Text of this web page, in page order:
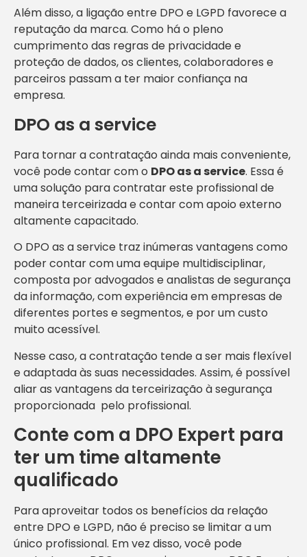
Além disso, a ligação entre DPO e LGPD favorece a
reputação da marca. Como há o pleno
cumprimento das regras de privacidade e
proteção de dados, os clientes, colaboradores e
parceiros passam a ter maior confiança na
empresa.
DPO as a service
Para tornar a contratação ainda mais conveniente,
você pode contar com o DPO as a service. Essa é
uma solução para contratar este profissional de
maneira terceirizada e contar com apoio externo
altamente capacitado.
O DPO as a service traz inúmeras vantagens como
poder contar com uma equipe multidisciplinar,
composta por advogados e analistas de segurança
da informação, com experiência em empresas de
diferentes portes e segmentos, e por um custo
muito acessível.
Nesse caso, a contratação tende a ser mais flexível
e adaptada às suas necessidades. Assim, é possível
aliar as vantagens da terceirização à segurança
proporcionada pelo profissional.
Conte com a DPO Expert para
ter um time altamente
qualificado
Para aproveitar todos os benefícios da relação
entre DPO e LGPD, não é preciso se limitar a um
único profissional. Em vez disso, você pode